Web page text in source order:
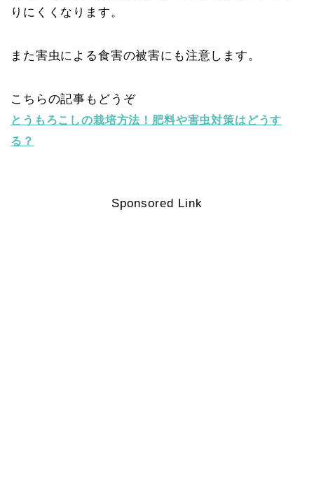
りにくくなります。
また害虫による食害の被害にも注意します。
こちらの記事もどうぞ
とうもろこしの栽培方法！肥料や害虫対策はどうす
る？
Sponsored Link